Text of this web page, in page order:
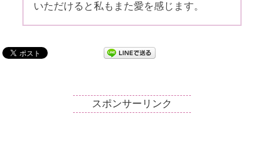
いただけると私もまた愛を感じます。
スポンサーリンク